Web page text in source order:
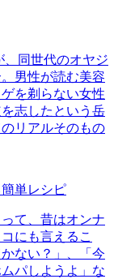
、同世代のオヤジ
男性が読む美容
を剃らない女性
志したという岳
リアルそのもの
単レシピ
て、昔はオンナ
にも言えるこ
ない？」、「今
パしようよ」な